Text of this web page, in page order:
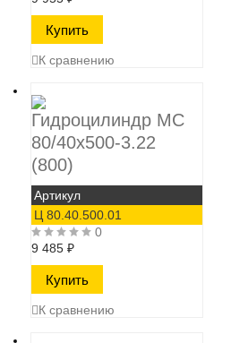
К сравнению
Гидроцилиндр МС
80/40х500-3.22
(800)
Артикул
Ц 80.40.500.01
0
9 485 ₽
К сравнению